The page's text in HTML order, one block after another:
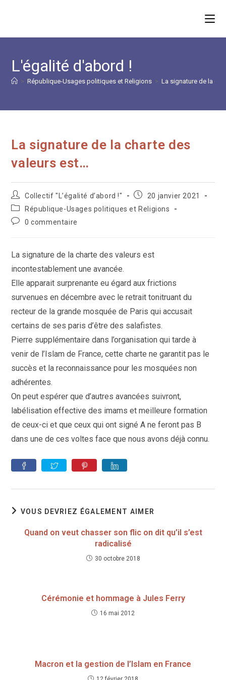
L'égalité d'abord !
> République-Usages politiques et Religions > La signature de la
La signature de la charte des
valeurs est…
Auteur/autrice
de
la
publication :
Collectif "L’égalité d’abord !"
Publication
20 janvier 2021
Post
category:
République-Usages politiques et Religions
Commentaires
0 commentaire
La signature de la charte des valeurs est
incontestablement une avancée.
Elle apparait surprenante eu égard aux frictions
survenues en décembre avec le retrait tonitruant du
recteur de la grande mosquée de Paris qui accusait
certains de ses paris d’être des salafistes.
Pierre supplémentaire dans l’organisation qui tarde à
venir de l’Islam de France, cette charte ne garantit pas le
succès et la reconnaissance pour les mosquées non
adhérentes.
On peut espérer que d’autres avancées suivront,
labélisation effective des imams et meilleure formation
de ceux-ci et que ceux qui ont signé A ne feront pas B
dans une de ces voltes face que nous avons déjà connu.
VOUS DEVRIEZ ÉGALEMENT AIMER
Quand on veut chasser son flic on dit qu’il s’est
radicalisé
30 octobre 2018
Cérémonie et hommage à Jules Ferry
16 mai 2012
Macron et la gestion de l’Islam en France